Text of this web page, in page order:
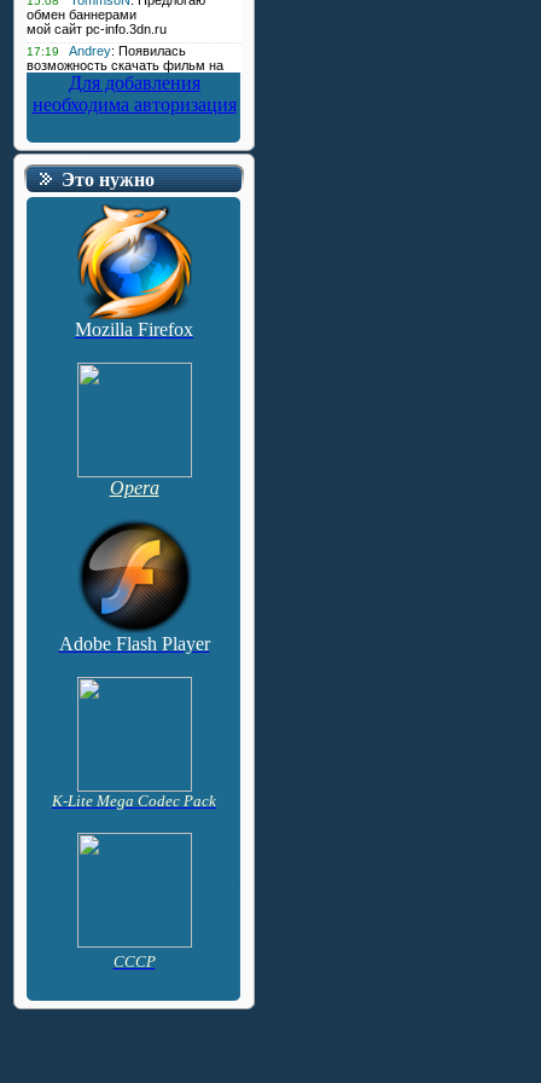
Для добавления
необходима авторизация
Это нужно
Mozilla Firefox
Opera
Adobe Flash Player
K-Lite Mega Codec Pack
CCCP